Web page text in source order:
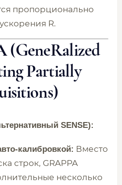
пропорционально
R.
(GeneRalized
Partially
SENSE):
калибровкой: Вместо
строк, GRAPPA
несколько